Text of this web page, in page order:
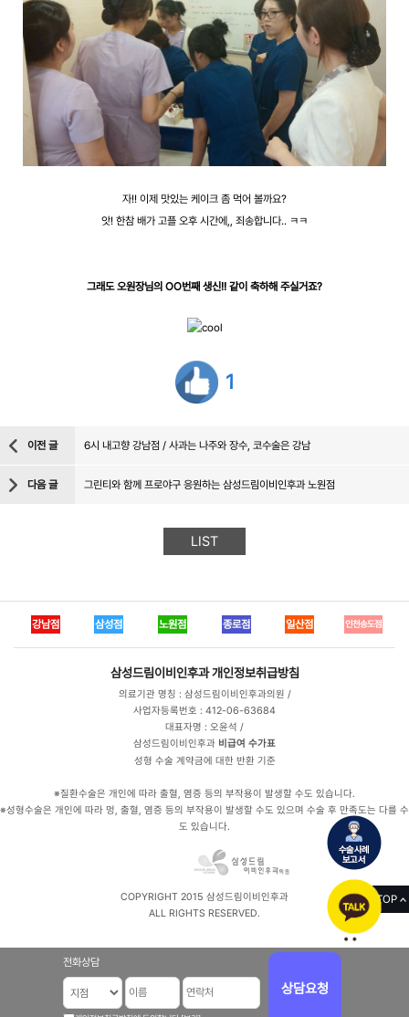
자!! 이제 맛있는 케이크 좀 먹어 볼까요?
앗! 한참 배가 고플 오후 시간에,, 죄송합니다.. ㅋㅋ
그래도 오원장님의 OO번째 생신!! 같이 축하해 주실거죠?
1
이전 글 6시 내고향 강남점 / 사과는 나주와 장수, 코수술은 강남
다음 글 그린티와 함께 프로야구 응원하는 삼성드림이비인후과 노원점
LIST
전화상담
상담요청
강남점 삼성점 노원점 종로점 일산점 인천송도점
삼성드림이비인후과 개인정보취급방침
의료기관 명칭 : 삼성드림이비인후과의원 /
사업자등록번호 : 412-06-63684
대표자명 : 오윤석 /
삼성드림이비인후과 비급여 수가표
성형 수술 계약금에 대한 반환 기준
※질환수술은 개인에 따라 출혈, 염증 등의 부작용이 발생할 수도 있습니다.
※성형수술은 개인에 따라 멍, 출혈, 염증 등의 부작용이 발생할 수도 있으며 수술 후 만족도는 다를 수
도 있습니다.
COPYRIGHT 2015 삼성드림이비인후과
ALL RIGHTS RESERVED.
TOP